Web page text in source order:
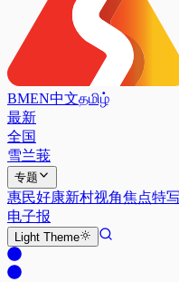
BMEN中文தமிழ்
最新
全国
雪兰莪
专题
惠民好康新村视角焦点特写
电子报
Light Theme